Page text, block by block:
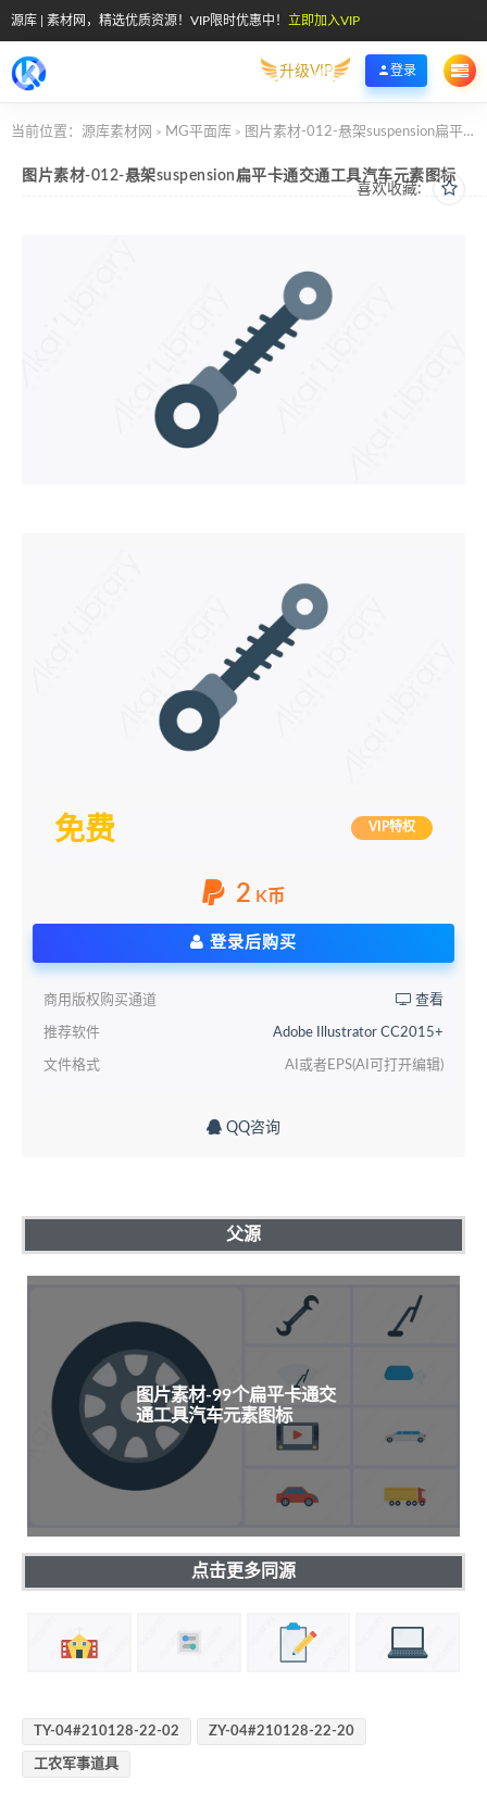
源库 | 素材网，精选优质资源！VIP限时优惠中！ 立即加入VIP
升级VIP 登录
当前位置： 源库素材网 > MG平面库 > 图片素材-012-悬架suspension扁平卡通交通工具汽车元素图标
喜欢收藏:
图片素材-012-悬架suspension扁平卡通交通工具汽车元素图标
免费 VIP特权
2 K币
登录后购买
商用版权购买通道 查看
推荐软件 Adobe Illustrator CC2015+
文件格式 AI或者EPS(AI可打开编辑)
QQ咨询
父源
图片素材-99个扁平卡通交
通工具汽车元素图标
点击更多同源
TY-04#210128-22-02 ZY-04#210128-22-20
工农军事道具